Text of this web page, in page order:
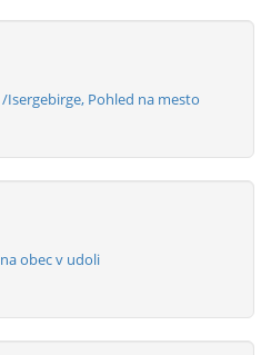
Isergebirge, Pohled na mesto
obec v udoli